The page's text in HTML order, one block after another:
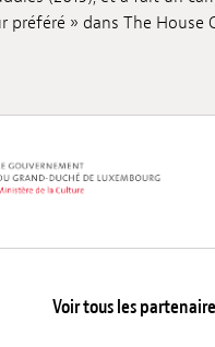
préféré » dans The House
Voir tous les